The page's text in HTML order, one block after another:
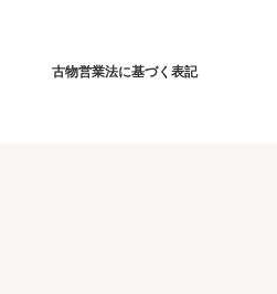
古物営業法に基づく表記